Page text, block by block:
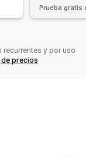
Prueba gratis
recurrentes y por uso
precios